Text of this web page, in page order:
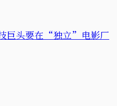
巨头要在“独立”电影厂